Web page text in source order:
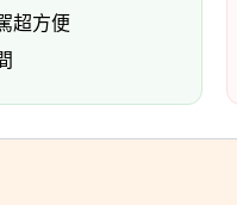
超方便